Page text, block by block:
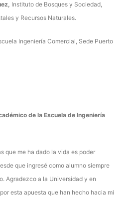
Instituto de Bosques y Sociedad,
y Recursos Naturales.
Ingeniería Comercial, Sede Puerto
de la Escuela de Ingeniería
que me ha dado la vida es poder
que ingresé como alumno siempre
Agradezco a la Universidad y en
esta apuesta que han hecho hacia mi